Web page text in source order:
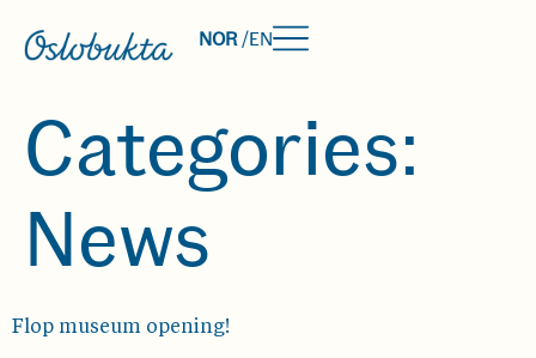
NOR/EN
Categories:
News
Flop museum opening!